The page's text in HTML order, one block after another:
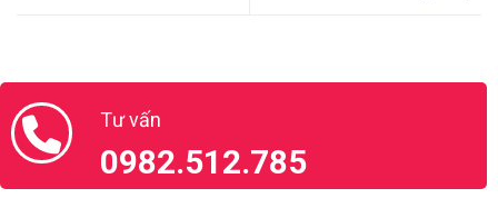
Tư vấn
0982.512.785